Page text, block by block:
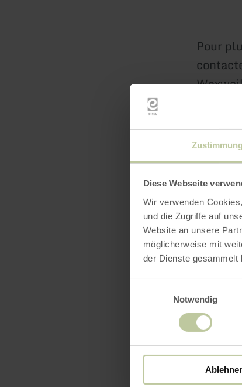
Zustimmung
Diese Webseite
Wir verwenden
und die Zugriffe auf
Website an unsere
möglicherweise mit
der Dienste gesammelt
Notwendig
Pour